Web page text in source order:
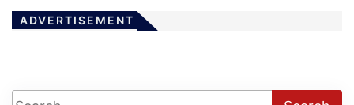
ADVERTISEMENT